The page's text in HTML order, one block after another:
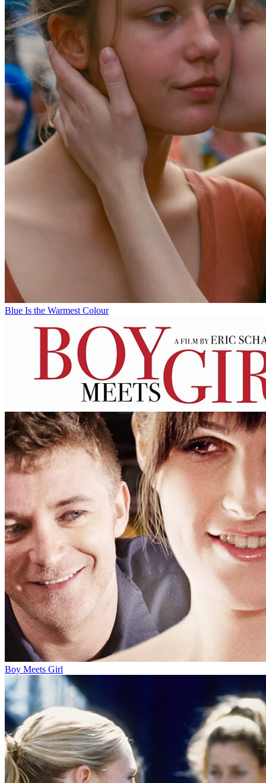
Blue Is the Warmest Colour
Boy Meets Girl